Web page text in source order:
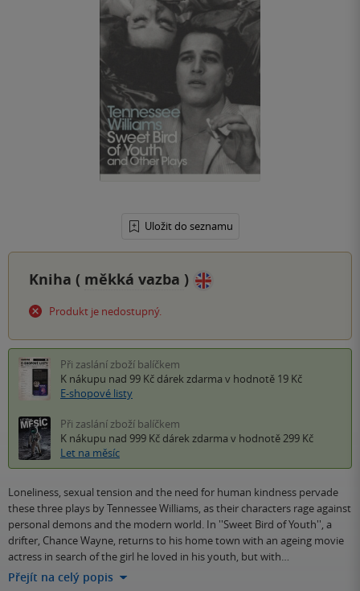
Uložit do seznamu
Kniha ( měkká vazba )
Produkt je nedostupný.
Při zaslání zboží balíčkem
K nákupu nad 99 Kč dárek zdarma v hodnotě 19 Kč
E-shopové listy
Při zaslání zboží balíčkem
K nákupu nad 999 Kč dárek zdarma v hodnotě 299 Kč
Let na měsíc
Loneliness, sexual tension and the need for human kindness pervade
these three plays by Tennessee Williams, as their characters rage against
personal demons and the modern world. In ''Sweet Bird of Youth'', a
drifter, Chance Wayne, returns to his home town with an ageing movie
actress in search of the girl he loved in his youth, but with…
Přejít na celý popis